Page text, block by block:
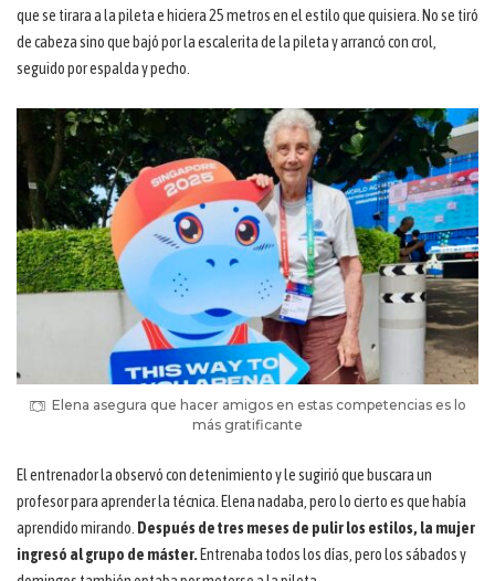
que se tirara a la pileta e hiciera 25 metros en el estilo que quisiera. No se tiró
de cabeza sino que bajó por la escalerita de la pileta y arrancó con crol,
seguido por espalda y pecho.
Elena asegura que hacer amigos en estas competencias es lo
más gratificante
El entrenador la observó con detenimiento y le sugirió que buscara un
profesor para aprender la técnica. Elena nadaba, pero lo cierto es que había
aprendido mirando. Después de tres meses de pulir los estilos, la mujer
ingresó al grupo de máster. Entrenaba todos los días, pero los sábados y